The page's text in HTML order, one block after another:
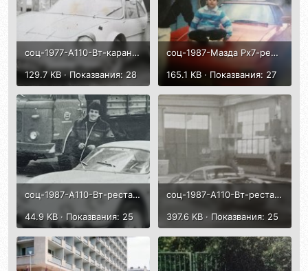
соц-1977-А110-Вт-каран-Алекс Христов.jpg
129.7 KB · Показвания: 28
соц-1987-Мазда Рх7-ред-от Борис Нанков.jpg
165.1 KB · Показвания: 27
соц-1987-А110-Вт-реставриран от Борис Нанков.jpg
44.9 KB · Показвания: 25
соц-1987-А110-Вт-реставрация от Борис Нанков.jpg
397.6 KB · Показвания: 25